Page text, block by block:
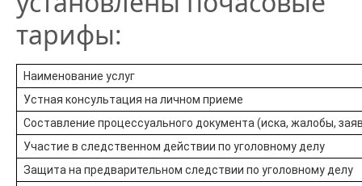
тарифы:
Наименование услуг
Устная консультация на личном приеме
Составление процессуального документа (иска, жалобы,
Участие в следственном действии по уголовному делу
Защита на предварительном следствии по уголовному делу